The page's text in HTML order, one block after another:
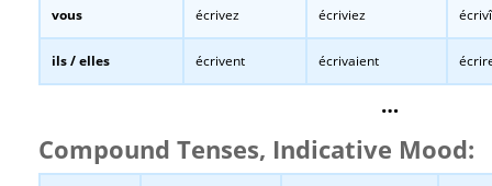
vous écrivez écriviez
ils / elles écrivent écrivaient
…
Compound Tenses, Indicative Mood: